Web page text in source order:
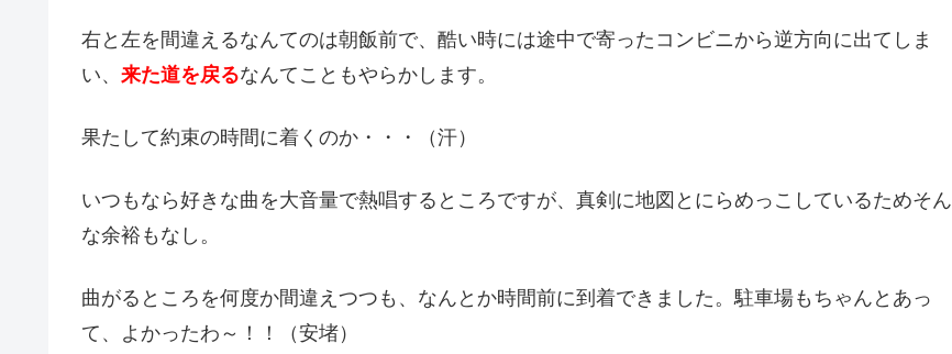
右と左を間違えるなんてのは朝飯前で、酷い時には途中で寄ったコンビニから逆方向に出てしま
い、 来た道を戻るなんてこともやらかします。
果たして約束の時間に着くのか・・・（汗）
いつもなら好きな曲を大音量で熱唱するところですが、真剣に地図とにらめっこしているためそん
な余裕もなし。
曲がるところを何度か間違えつつも、なんとか時間前に到着できました。駐車場もちゃんとあっ
て、よかったわ～！！（安堵）